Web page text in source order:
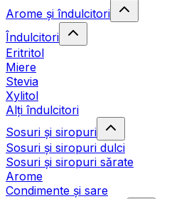
Arome și îndulcitori
Îndulcitori
Eritritol
Miere
Stevia
Xylitol
Alți îndulcitori
Sosuri și siropuri
Sosuri și siropuri dulci
Sosuri și siropuri sărate
Arome
Condimente și sare